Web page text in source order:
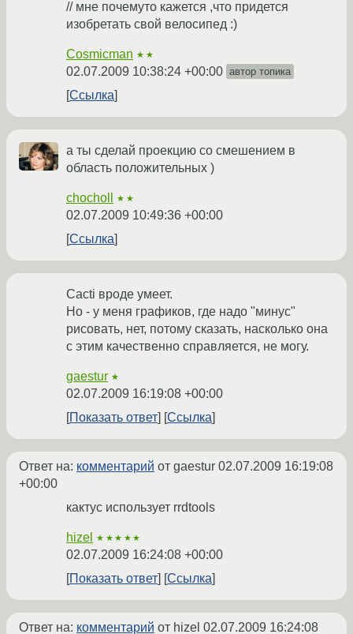
// мне почемуто кажется ,что придется
изобретать свой велосипед :)
Cosmicman ★★
02.07.2009 10:38:24 +00:00 автор топика
Ссылка
а ты сделай проекцию со смешением в
область положительных )
chocholl ★★
02.07.2009 10:49:36 +00:00
Ссылка
Cacti вроде умеет.
Но - у меня графиков, где надо "минус"
рисовать, нет, потому сказать, насколько она
с этим качественно справляется, не могу.
gaestur ★
02.07.2009 16:19:08 +00:00
Показать ответ
Ссылка
Ответ на: комментарий от gaestur 02.07.2009 16:19:08
+00:00
кактус использует rrdtools
hizel ★★★★★
02.07.2009 16:24:08 +00:00
Показать ответ
Ссылка
Ответ на: комментарий от hizel 02.07.2009 16:24:08